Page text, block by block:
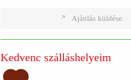
Ajánlás küldése
Kedvenc szálláshelyeim